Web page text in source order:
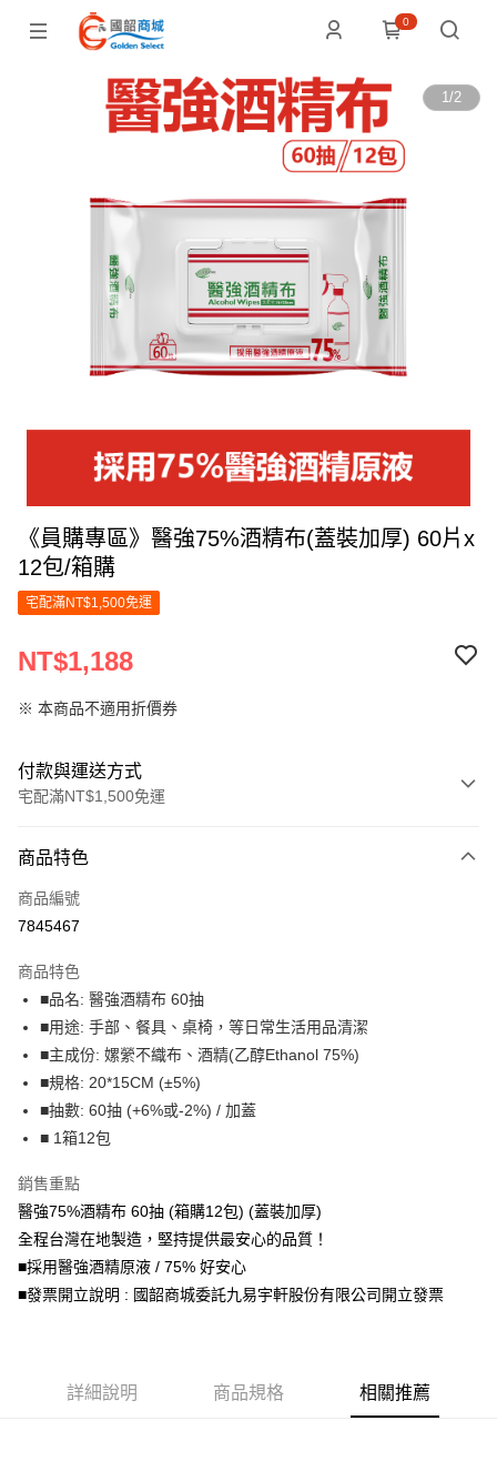
0
1/2
《員購專區》醫強75%酒精布(蓋裝加厚) 60片x
12包/箱購
宅配滿NT$1,500免運
NT$1,188
※ 本商品不適用折價券
付款與運送方式
宅配滿NT$1,500免運
信用卡一次付款
LINE Pay
街口支付
悠遊付
全盈+PAY
AFTEE先享後付
相關說明
AFTEE先享後付是「在收到商品之後才付款」的支付方式。 讓您購物簡單
便利好安心！
１．簡單：不需註冊會員、不需綁卡、不需儲值。
２．便利：只要手機號碼，簡訊認證，即可結帳。
３．安心：先確認商品／服務後，再付款。
３．收到繳費通知簡訊後14天內，點擊此簡訊中的連結，可透過四大超商／
ATM付款
運送方式
宅配
每筆NT$150，滿NT$1,500(含以上)免運費
商品特色
商品編號
7845467
商品特色
■品名: 醫強酒精布 60抽
■用途: 手部、餐具、桌椅，等日常生活用品清潔
■主成份: 嫘縈不織布、酒精(乙醇Ethanol 75%)
■規格: 20*15CM (±5%)
■抽數: 60抽 (+6%或-2%) / 加蓋
■ 1箱12包
銷售重點
醫強75%酒精布 60抽 (箱購12包) (蓋裝加厚)
全程台灣在地製造，堅持提供最安心的品質！
■採用醫強酒精原液 / 75% 好安心
■發票開立說明 : 國韶商城委託九易宇軒股份有限公司開立發票
詳細說明 商品規格 相關推薦